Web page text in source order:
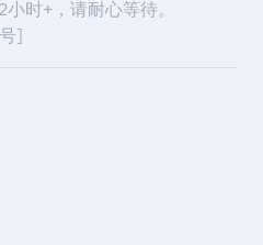
时+，请耐心等待。
]